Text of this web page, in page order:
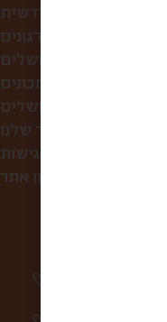
קופסת הפתעה חודשית
לחברות ולארגונים
סיורי אוכל בירושלים
מתכונים
הסיפור שלנו
הצהרת נגישות
תקנון אתר